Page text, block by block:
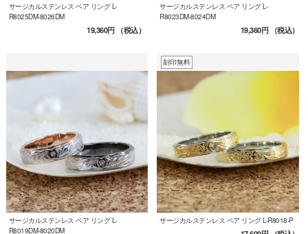
サージカルステンレス ペア リング L-
R8025DM-8026DM
19,360円（税込）
サージカルステンレス ペア リング L-
R8023DM-8024DM
19,360円（税込）
サージカルステンレス ペア リング L-
R8019DM-8020DM
刻印無料
サージカルステンレス ペア リング L-R8018-P